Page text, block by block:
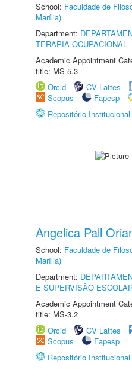
School: Faculdade de
Marília)
Department:
TERAPIA OCUPACIONAL
Academic Appointment
title: MS-5.3
Orcid
CV Lattes
Scopus
Fapesp
Repositório
Angelica Pall
School: Faculdade de
Marília)
Department:
E SUPERVISÃO
Academic Appointment
title: MS-3.2
Orcid
CV Lattes
Scopus
Fapesp
Repositório